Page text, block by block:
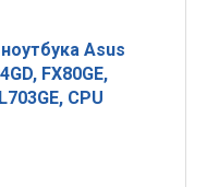
Asus
FX80GE,
CPU